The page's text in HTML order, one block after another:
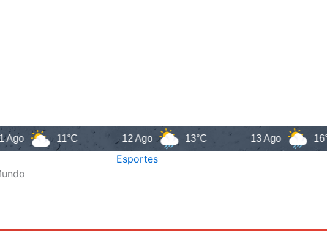
11°C 12 Ago 13°C 13 Ago 16°C
Esportes